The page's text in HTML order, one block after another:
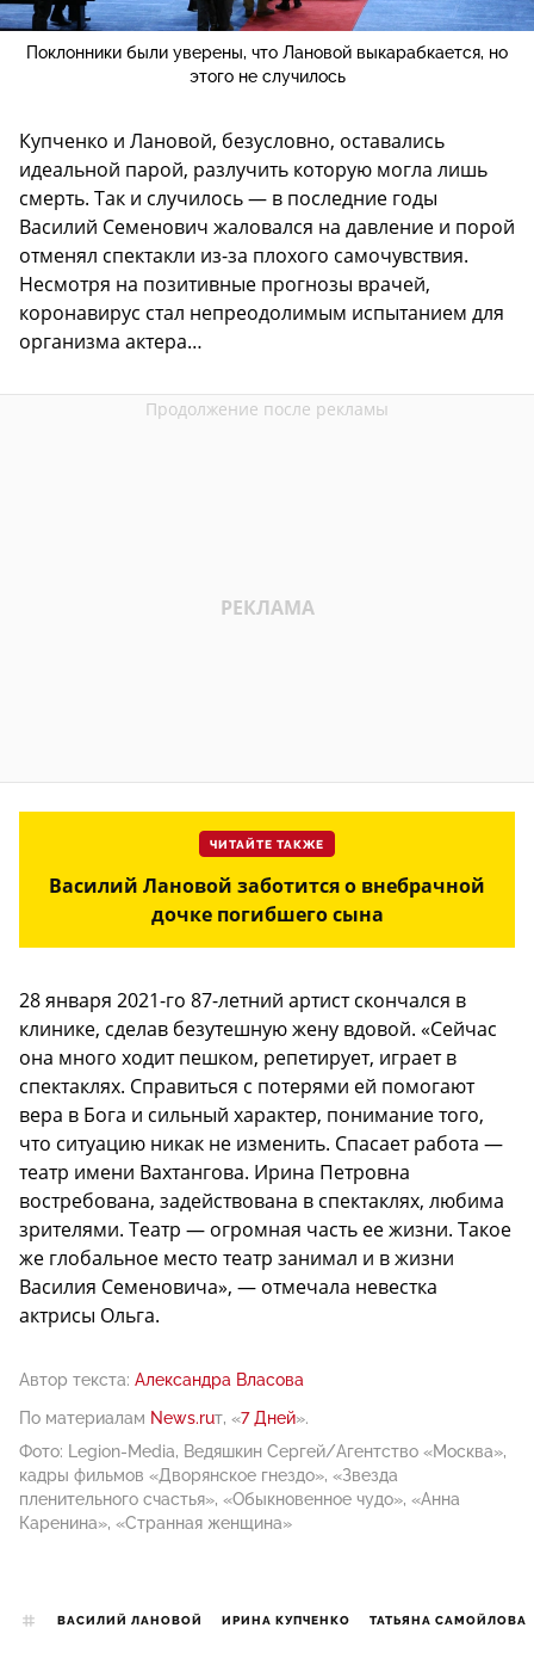
Поклонники были уверены, что Лановой выкарабкается, но
этого не случилось
Купченко и Лановой, безусловно, оставались
идеальной парой, разлучить которую могла лишь
смерть. Так и случилось — в последние годы
Василий Семенович жаловался на давление и порой
отменял спектакли из-за плохого самочувствия.
Несмотря на позитивные прогнозы врачей,
коронавирус стал непреодолимым испытанием для
организма актера…
ЧИТАЙТЕ ТАКЖЕ
Василий Лановой заботится о внебрачной
дочке погибшего сына
28 января 2021-го 87-летний артист скончался в
клинике, сделав безутешную жену вдовой. «Сейчас
она много ходит пешком, репетирует, играет в
спектаклях. Справиться с потерями ей помогают
вера в Бога и сильный характер, понимание того,
что ситуацию никак не изменить. Спасает работа —
театр имени Вахтангова. Ирина Петровна
востребована, задействована в спектаклях, любима
зрителями. Театр — огромная часть ее жизни. Такое
же глобальное место театр занимал и в жизни
Василия Семеновича», — отмечала невестка
актрисы Ольга.
Автор текста: Александра Власова
По материалам News.ruт, «7 Дней».
Фото: Legion-Media, Ведяшкин Сергей/Агентство «Москва»,
кадры фильмов «Дворянское гнездо», «Звезда
пленительного счастья», «Обыкновенное чудо», «Анна
Каренина», «Странная женщина»
ВАСИЛИЙ ЛАНОВОЙ ИРИНА КУПЧЕНКО ТАТЬЯНА САМОЙЛОВА